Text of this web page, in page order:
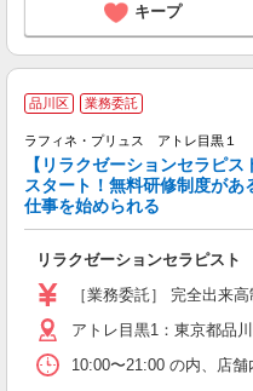
キープ
品川区 業務委託
ラフィネ・プリュス アトレ目黒１
【リラクゼーションセラピ
スタート！無料研修制度があ
仕事を始められる
リラクゼーションセラピスト
［業務委託］ 完全出来
アトレ目黒1：東京都品
10:00〜21:00 の内、店